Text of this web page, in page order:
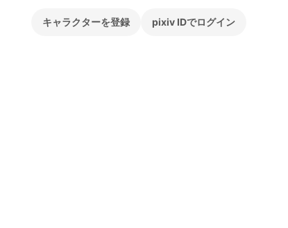
キャラクターを登録 pixiv IDでログイン